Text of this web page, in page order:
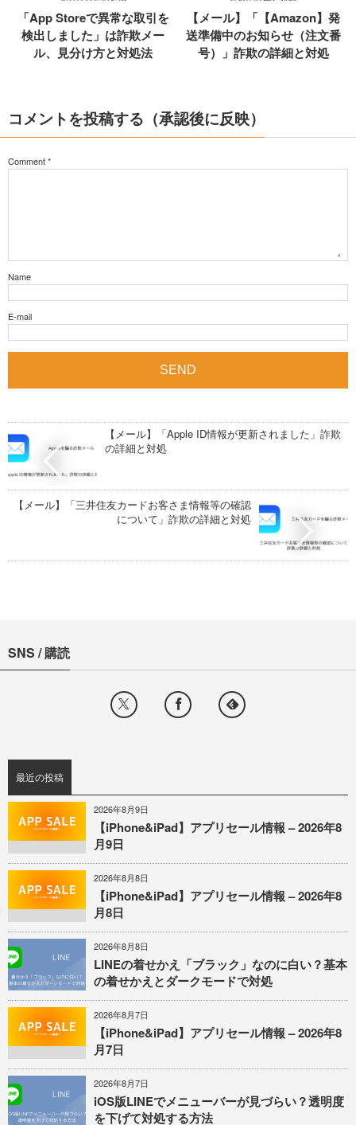
「App Storeで異常な取引を
検出しました」は詐欺メー
ル、見分け方と対処法
【メール】「【Amazon】発
送準備中のお知らせ（注文番
号）」詐欺の詳細と対処
コメントを投稿する（承認後に反映）
Comment*
Name
E-mail
【メール】「Apple ID情報が更新されました」詐欺
の詳細と対処
【メール】「三井住友カードお客さま情報等の確認
について」詐欺の詳細と対処
SNS / 購読
最近の投稿
2026年8月9日
【iPhone&iPad】アプリセール情報 – 2026年8
月9日
2026年8月8日
【iPhone&iPad】アプリセール情報 – 2026年8
月8日
2026年8月8日
LINEの着せかえ「ブラック」なのに白い？基本
の着せかえとダークモードで対処
2026年8月7日
【iPhone&iPad】アプリセール情報 – 2026年8
月7日
2026年8月7日
iOS版LINEでメニューバーが見づらい？透明度
を下げて対処する方法